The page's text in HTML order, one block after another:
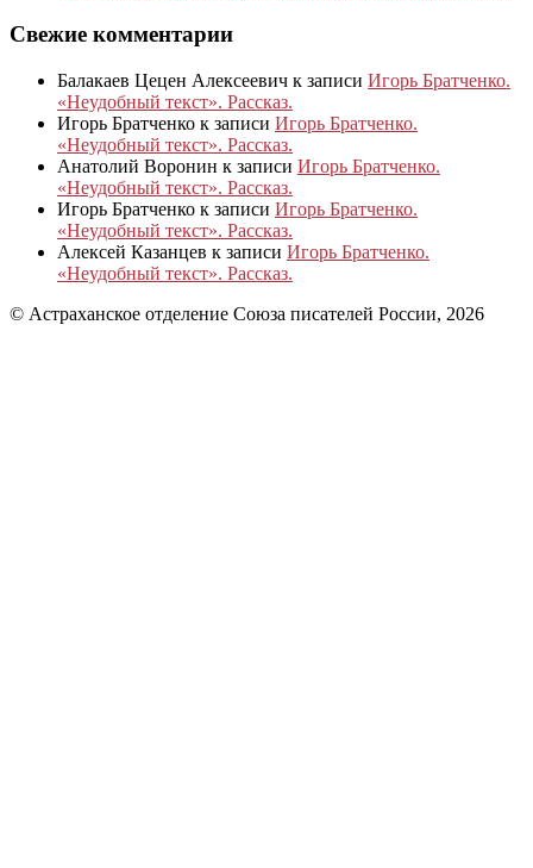
Свежие комментарии
Балакаев Цецен Алексеевич к записи Игорь Братченко.
«Неудобный текст». Рассказ.
Игорь Братченко к записи Игорь Братченко.
«Неудобный текст». Рассказ.
Анатолий Воронин к записи Игорь Братченко.
«Неудобный текст». Рассказ.
Игорь Братченко к записи Игорь Братченко.
«Неудобный текст». Рассказ.
Алексей Казанцев к записи Игорь Братченко.
«Неудобный текст». Рассказ.
© Астраханское отделение Союза писателей России, 2026